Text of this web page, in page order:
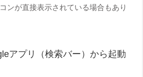
ンが直接表示されている場合もあり
アプリ（検索バー）から起動